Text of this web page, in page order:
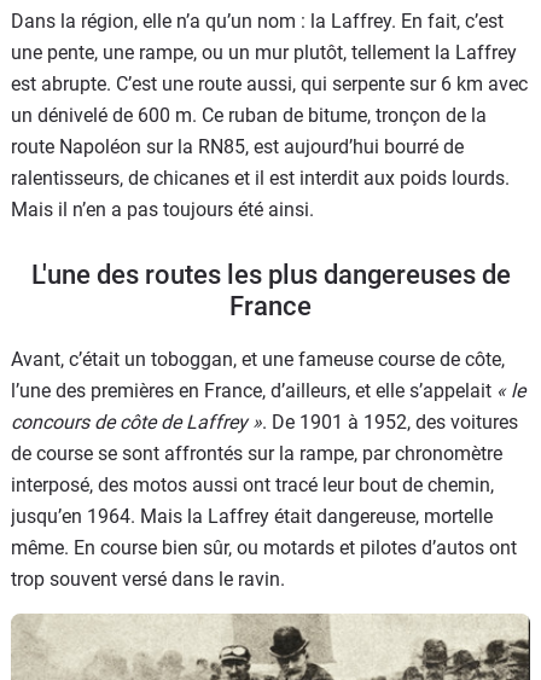
Dans la région, elle n’a qu’un nom : la Laffrey. En fait, c’est
une pente, une rampe, ou un mur plutôt, tellement la Laffrey
est abrupte. C’est une route aussi, qui serpente sur 6 km avec
un dénivelé de 600 m. Ce ruban de bitume, tronçon de la
route Napoléon sur la RN85, est aujourd’hui bourré de
ralentisseurs, de chicanes et il est interdit aux poids lourds.
Mais il n’en a pas toujours été ainsi.
L'une des routes les plus dangereuses de
France
Avant, c’était un toboggan, et une fameuse course de côte,
l’une des premières en France, d’ailleurs, et elle s’appelait « le
concours de côte de Laffrey ». De 1901 à 1952, des voitures
de course se sont affrontés sur la rampe, par chronomètre
interposé, des motos aussi ont tracé leur bout de chemin,
jusqu’en 1964. Mais la Laffrey était dangereuse, mortelle
même. En course bien sûr, ou motards et pilotes d’autos ont
trop souvent versé dans le ravin.